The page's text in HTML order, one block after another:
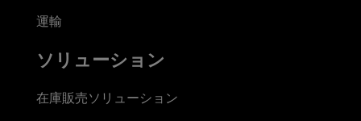
運輸
ソリューション
在庫販売ソリューション